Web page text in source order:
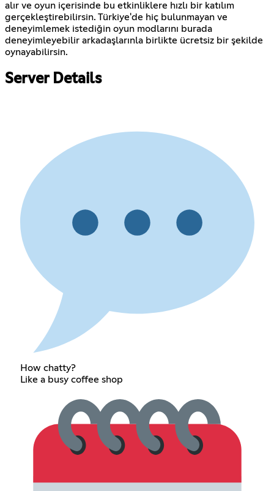
alır ve oyun içerisinde bu etkinliklere hızlı bir katılım
gerçekleştirebilirsin. Türkiye'de hiç bulunmayan ve
deneyimlemek istediğin oyun modlarını burada
deneyimleyebilir arkadaşlarınla birlikte ücretsiz bir şekilde
oynayabilirsin.
Server Details
How chatty?
Like a busy coffee shop